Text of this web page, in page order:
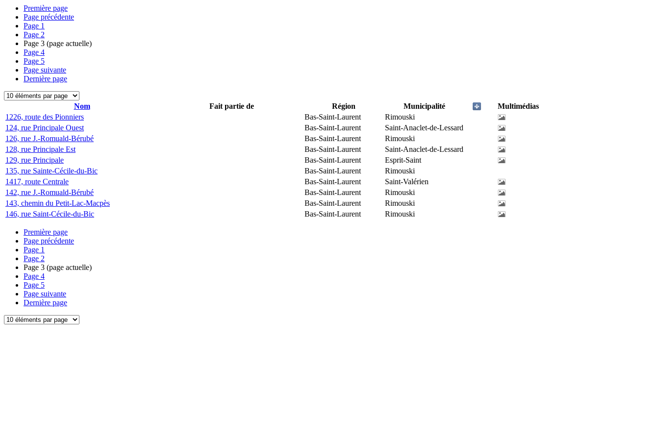
Première page
Page précédente
Page 1
Page 2
Page 3 (page actuelle)
Page 4
Page 5
Page suivante
Dernière page
Nom Fait partie de Région Municipalité
Multimédias
1226, route des Pionniers
Bas-Saint-Laurent
Rimouski
124, rue Principale Ouest
Bas-Saint-Laurent
Saint-Anaclet-de-Lessard
126, rue J.-Romuald-Bérubé
Bas-Saint-Laurent
Rimouski
128, rue Principale Est
Bas-Saint-Laurent
Saint-Anaclet-de-Lessard
129, rue Principale
Bas-Saint-Laurent
Esprit-Saint
135, rue Sainte-Cécile-du-Bic
Bas-Saint-Laurent
Rimouski
1417, route Centrale
Bas-Saint-Laurent
Saint-Valérien
142, rue J.-Romuald-Bérubé
Bas-Saint-Laurent
Rimouski
143, chemin du Petit-Lac-Macpès
Bas-Saint-Laurent
Rimouski
146, rue Saint-Cécile-du-Bic
Bas-Saint-Laurent Rimouski
Première page
Page précédente
Page 1
Page 2
Page 3 (page actuelle)
Page 4
Page 5
Page suivante
Dernière page